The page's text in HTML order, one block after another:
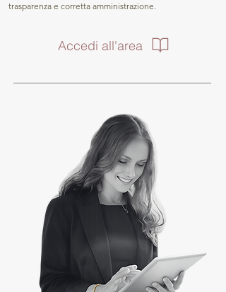
trasparenza e corretta amministrazione.
Accedi all'area